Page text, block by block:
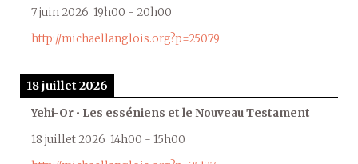
7 juin 2026 19h00 - 20h00
http://michaellanglois.org?p=25079
18 juillet 2026
Yehi-Or • Les esséniens et le Nouveau Testament
18 juillet 2026 14h00 - 15h00